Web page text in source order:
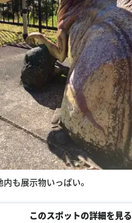
も展示物いっぱい。
このスポットの詳細を見る